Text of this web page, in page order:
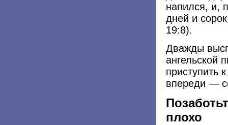
напился, и,
дней и
19:8).
Дважды
ангельской
приступить
впереди —
плохо